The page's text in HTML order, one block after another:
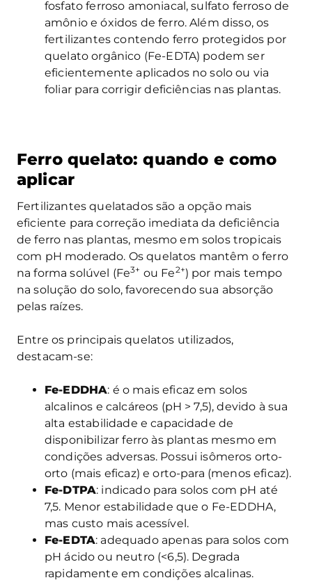
fosfato ferroso amoniacal, sulfato ferroso de
amônio e óxidos de ferro. Além disso, os
fertilizantes contendo ferro protegidos por
quelato orgânico (Fe-EDTA) podem ser
eficientemente aplicados no solo ou via
foliar para corrigir deficiências nas plantas.
Ferro quelato: quando e como
aplicar
Fertilizantes quelatados são a opção mais
eficiente para correção imediata da deficiência
de ferro nas plantas, mesmo em solos tropicais
com pH moderado. Os quelatos mantêm o ferro
na forma solúvel (Fe3+ ou Fe2+) por mais tempo
na solução do solo, favorecendo sua absorção
pelas raízes.
Entre os principais quelatos utilizados,
destacam-se:
Fe-EDDHA: é o mais eficaz em solos
alcalinos e calcáreos (pH > 7,5), devido à sua
alta estabilidade e capacidade de
disponibilizar ferro às plantas mesmo em
condições adversas. Possui isômeros orto-
orto (mais eficaz) e orto-para (menos eficaz).
Fe-DTPA: indicado para solos com pH até
7,5. Menor estabilidade que o Fe-EDDHA,
mas custo mais acessível.
Fe-EDTA: adequado apenas para solos com
pH ácido ou neutro (<6,5). Degrada
rapidamente em condições alcalinas.